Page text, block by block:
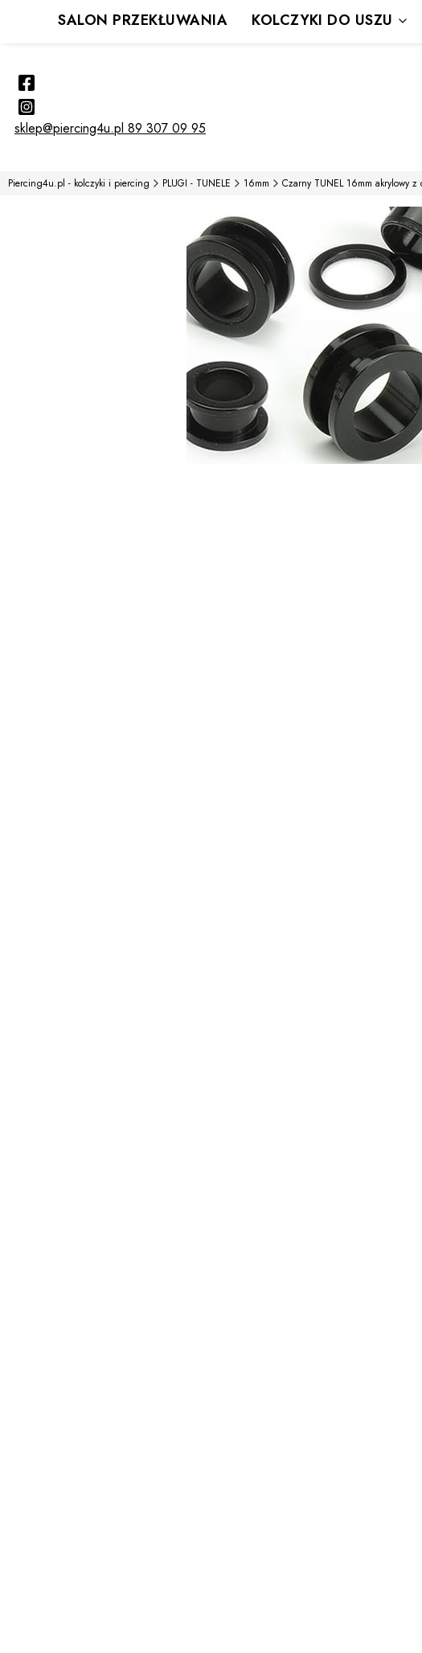
sklep@piercing4u.pl 89 307 09 95
SALON PRZEKŁUWANIA KOLCZYKI DO USZU
Piercing4u.pl - kolczyki i piercing PLUGI - TUNELE 16mm Czarny TUNEL 16mm akrylowy